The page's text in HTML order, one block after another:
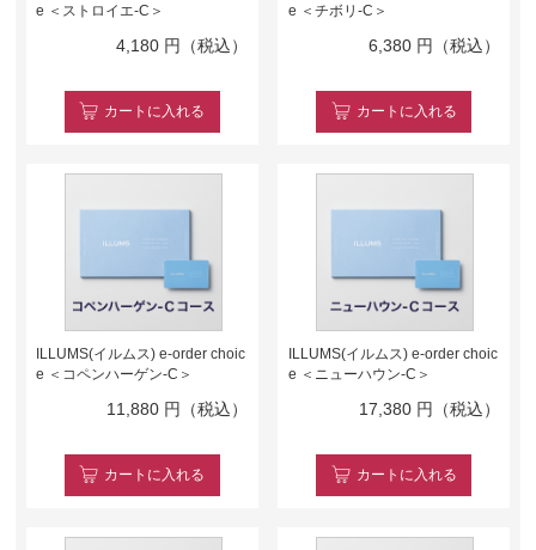
e ＜ストロイエ-C＞
4,180 円（税込）
カート に入れる
e ＜チボリ-C＞
6,380 円（税込）
カート に入れる
ILLUMS(イルムス) e-order choic
e ＜コペンハーゲン-C＞
11,880 円（税込）
カート に入れる
ILLUMS(イルムス) e-order choic
e ＜ニューハウン-C＞
17,380 円（税込）
カート に入れる